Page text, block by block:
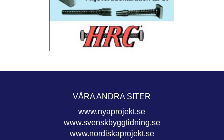
VÅRA ANDRA SITER
www.nyaprojekt.se
www.svenskbyggtidning.se
www.nordiskaprojekt.se